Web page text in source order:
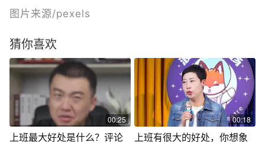
图片来源/pexels
猜你喜欢
00:25
上班最大好处是什么？评论
00:18
上班有很大的好处，你想象